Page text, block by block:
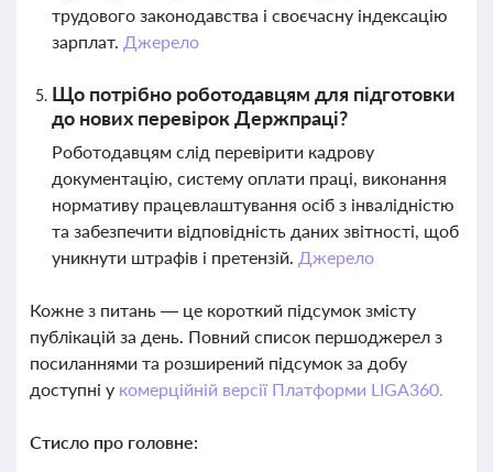
трудового законодавства і своєчасну індексацію
зарплат. Джерело
Що потрібно роботодавцям для підготовки
до нових перевірок Держпраці?
Роботодавцям слід перевірити кадрову
документацію, систему оплати праці, виконання
нормативу працевлаштування осіб з інвалідністю
та забезпечити відповідність даних звітності, щоб
уникнути штрафів і претензій. Джерело
Кожне з питань — це короткий підсумок змісту
публікацій за день. Повний список першоджерел з
посиланнями та розширений підсумок за добу
доступні у комерційній версії Платформи LIGA360.
Стисло про головне: